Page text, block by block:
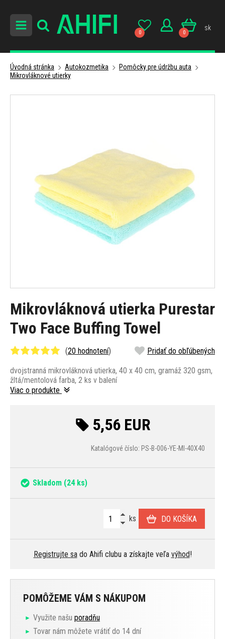
0 0
sk
Úvodná stránka Autokozmetika
Pomôcky pre údržbu auta
Mikrovláknové utierky
Mikrovláknová utierka Purestar
Two Face Buffing Towel
(20 hodnotení) Pridať do obľúbených
dvojstranná mikrovláknová utierka, 40 x 40 cm, gramáž 320 gsm,
žltá/mentolová farba, 2 ks v balení
Viac o produkte
5,56 EUR
Katalógové číslo: PS-B-006-YE-MI-40X40
Skladom (24 ks)
ks DO KOŠÍKA
Registrujte sado Ahifi clubu a získajte veľa výhod!
POMÔŽEME VÁM S NÁKUPOM
Využite našu poradňu
Tovar nám môžete vrátiť do 14 dní